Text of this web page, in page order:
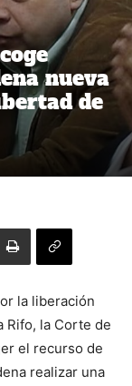
nueva
de
la liberación
Rifo, la Corte de
el recurso de
realizar una